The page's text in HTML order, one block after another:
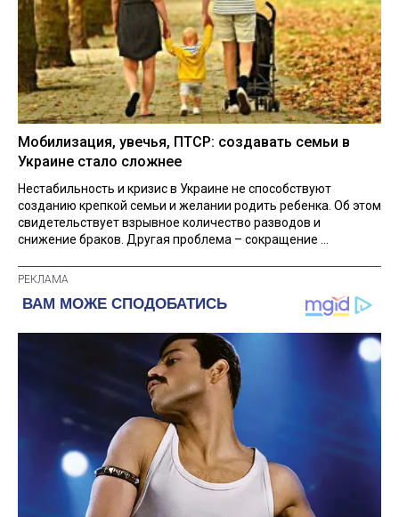
Мобилизация, увечья, ПТСР: создавать семьи в
Украине стало сложнее
Нестабильность и кризис в Украине не способствуют
созданию крепкой семьи и желании родить ребенка. Об этом
свидетельствует взрывное количество разводов и
снижение браков. Другая проблема – сокращение ...